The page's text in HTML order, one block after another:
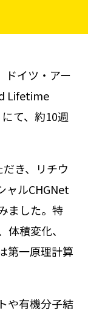
ドイツ・アー
Lifetime
て、約10週
き、リチウ
ャルCHGNet
ました。特
積変化、
第一原理計算
や有機分子結